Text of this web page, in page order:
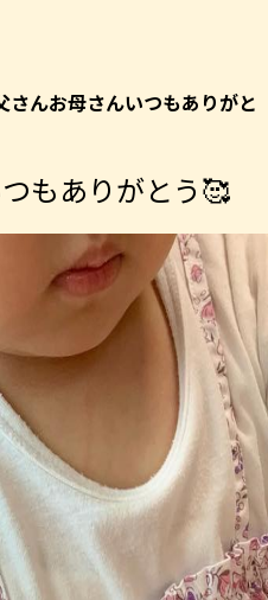
さんお母さんいつもありがと
もありがとう🥰